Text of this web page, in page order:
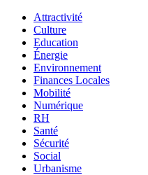
Attractivité
Culture
Education
Énergie
Environnement
Finances Locales
Mobilité
Numérique
RH
Santé
Sécurité
Social
Urbanisme